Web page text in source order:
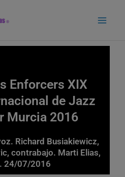
Enforcers XIX
de Jazz
Murcia 2016
Richard Busiakiewicz,
contrabajo. Marti Elias,
24/07/2016